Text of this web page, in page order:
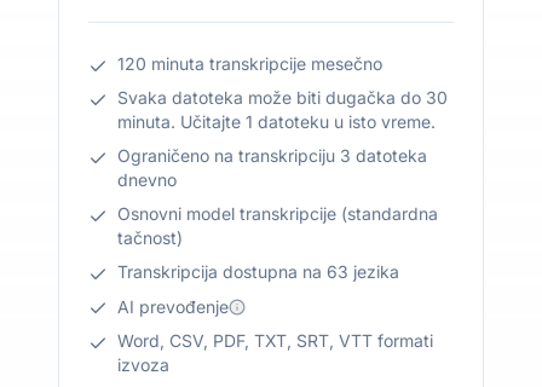
120 minuta transkripcije mesečno
Svaka datoteka može biti dugačka do 30
minuta. Učitajte 1 datoteku u isto vreme.
Ograničeno na transkripciju 3 datoteka
dnevno
Osnovni model transkripcije (standardna
tačnost)
Transkripcija dostupna na 63 jezika
AI prevođenje
Word, CSV, PDF, TXT, SRT, VTT formati
izvoza